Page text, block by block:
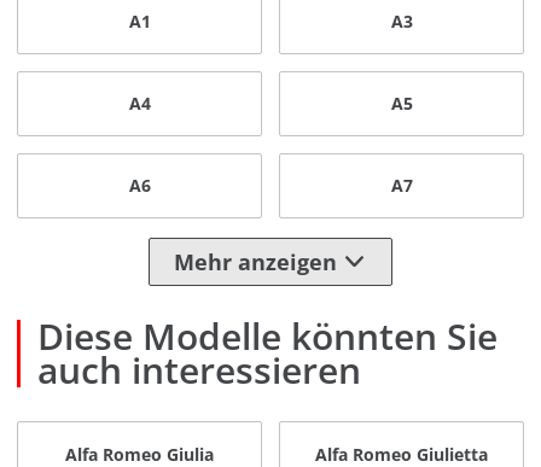
A1 A3
A4 A5
A6 A7
Mehr anzeigen
Diese Modelle könnten Sie
auch interessieren
Alfa Romeo Giulia Alfa Romeo Giulietta